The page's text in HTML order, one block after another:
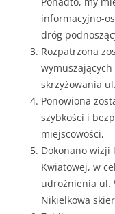
informacyjno-
dróg
Rozpatrzona
skrzyżowania
Ponowiona
szybkości i
miejscowości,
Dokonano wizji
Kwiatowej, w
udrożnienia ul.
Nikielkowa